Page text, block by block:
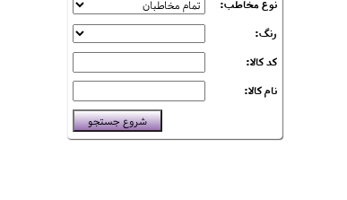
نوع مخاطب:
رنگ:
کد کالا:
نام کالا: